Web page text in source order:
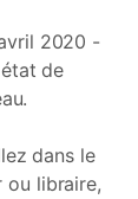
2020 -
de
dans le
ou libraire,